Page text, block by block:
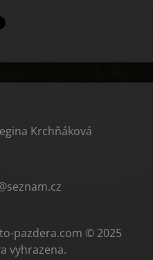
Krchňáková
znam.cz
pazdera.com © 2025
vyhrazena.